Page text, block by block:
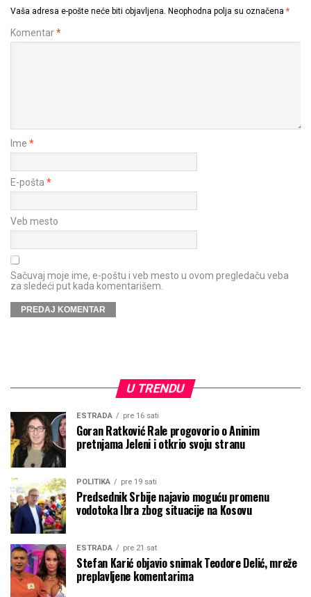
Vaša adresa e-pošte neće biti objavljena. Neophodna polja su označena *
Komentar*
Ime *
E-pošta *
Veb mesto
Sačuvaj moje ime, e-poštu i veb mesto u ovom pregledaču veba
za sledeći put kada komentarišem.
U TRENDU
ESTRADA pre 16 sati
Goran Ratković Rale progovorio o Aninim
pretnjama Jeleni i otkrio svoju stranu
POLITIKA pre 19 sati
Predsednik Srbije najavio moguću promenu
vodotoka Ibra zbog situacije na Kosovu
ESTRADA pre 21 sat
Stefan Karić objavio snimak Teodore Delić, mreže
preplavljene komentarima